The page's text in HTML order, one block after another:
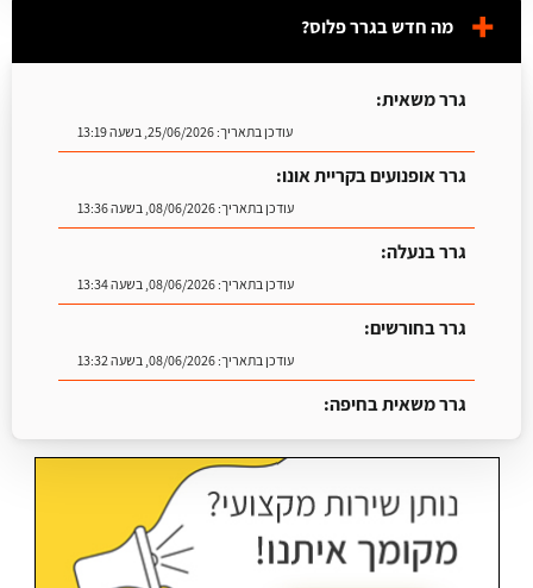
מה חדש בגרר פלוס?
גרר משאית:
עודכן בתאריך:25/06/2026, בשעה 13:19
גרר אופנועים בקריית אונו:
עודכן בתאריך:08/06/2026, בשעה 13:36
גרר בנעלה:
עודכן בתאריך:08/06/2026, בשעה 13:34
גרר בחורשים:
עודכן בתאריך:08/06/2026, בשעה 13:32
גרר משאית בחיפה:
עודכן בתאריך:25/06/2026, בשעה 13:25